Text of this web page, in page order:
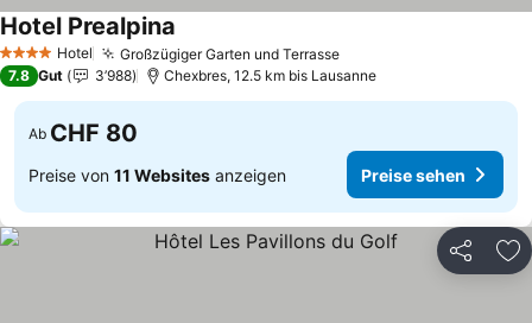
4 Sterne Hotel Großzügiger Garten und TerrassePreise sehen
Hotel Prealpina
7.8 Gut 3’988 Chexbres, 12.5 km bis Lausanne
Ab CHF 80
Preise von 11 Websites anzeigen Preise sehen
Teilen